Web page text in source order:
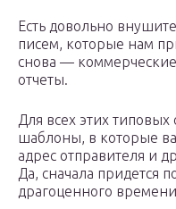
Есть довольно
писем, которые нам
снова —
отчеты.
Для всех этих
шаблоны, в которые
адрес отправителя и
Да, сначала придется
драгоценного